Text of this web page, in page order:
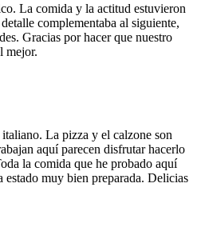
La comida y la actitud estuvieron
complementaba al siguiente,
Gracias por hacer que nuestro
mejor.
La pizza y el calzone son
aquí parecen disfrutar hacerlo
la comida que he probado aquí
estado muy bien preparada. Delicias